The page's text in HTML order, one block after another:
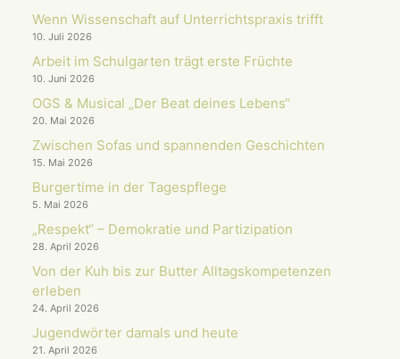
Wenn Wissenschaft auf Unterrichts­praxis trifft
10. Juli 2026
Arbeit im Schulgarten trägt erste Früchte
10. Juni 2026
OGS & Musical „Der Beat deines Lebens“
20. Mai 2026
Zwischen Sofas und spannenden Geschichten
15. Mai 2026
Burgertime in der Tagespflege
5. Mai 2026
„Respekt“ – Demokratie und Partizipation
28. April 2026
Von der Kuh bis zur Butter Alltagskompetenzen
erleben
24. April 2026
Jugendwörter damals und heute
21. April 2026